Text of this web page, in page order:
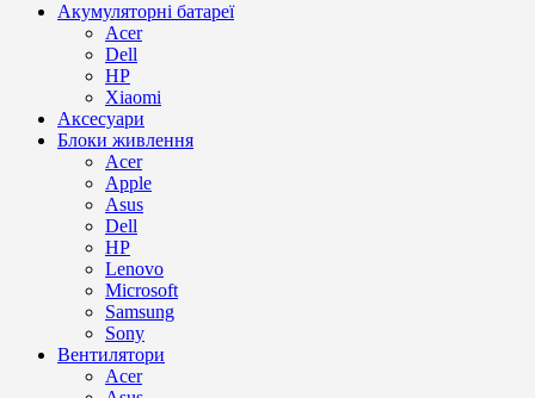
Акумуляторні батареї
Acer
Dell
HP
Xiaomi
Аксесуари
Блоки живлення
Acer
Apple
Asus
Dell
HP
Lenovo
Microsoft
Samsung
Sony
Вентилятори
Acer